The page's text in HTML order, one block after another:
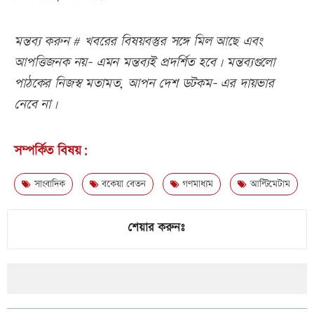
মন্তব্য করুন # খবরের বিষয়বস্তুর সঙ্গে মিল আছে এবং
আপত্তিজনক নয়- এমন মন্তব্যই প্রদর্শিত হবে। মন্তব্যগুলো
পাঠকের নিজস্ব মতামত, আপন দেশ ডটকম- এর দায়ভার
নেবে না।
সম্পর্কিত বিষয়:
সাংবাদিক বকেয়া বেতন গণমাধ্যম আল্টিমেটাম
শেয়ার করুনঃ